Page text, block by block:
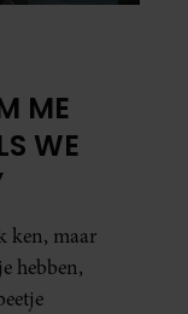
ME
WE
ken, maar
hebben,